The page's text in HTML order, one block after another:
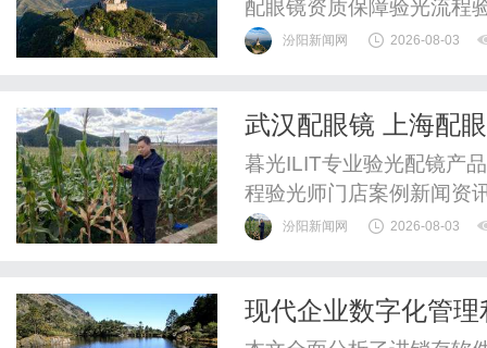
配眼镜资质保障验光流程
惠，兼顾高专业度与高性
汾阳新闻网 2026-08-03
武汉配眼镜 上海配
暮光ILIT专业验光配镜产
程验光师门店案例新闻资
惠，兼顾高专业度与高性
汾阳新闻网 2026-08-03
现代企业数字化管